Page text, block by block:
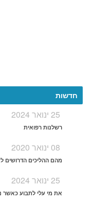
חדשות
25 ינואר 2024
רשלנות רפואית
08 ינואר 2020
מהם ההליכים הדרושים
25 ינואר 2024
את מי עלי לתבוע כאשר